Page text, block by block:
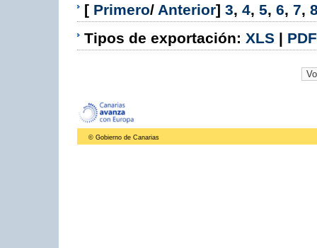
[ Primero/ Anterior] 3, 4, 5, 6, 7,
Tipos de exportación: XLS | PDF
© Gobierno de Canarias